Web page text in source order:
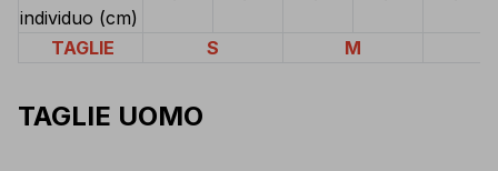
individuo (cm)
TAGLIE S M
TAGLIE UOMO